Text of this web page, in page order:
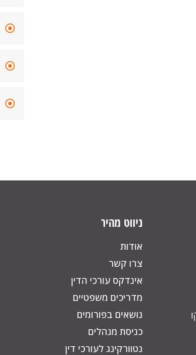
ניווט מהיר
אודות
צרו קשר
אינדקס עורכי הדין
מדריכים משפטיים
נושאים בפורומים
כניסת מנהלים
נטוורקינג לעורכי דין